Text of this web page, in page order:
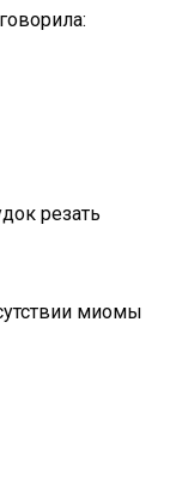
резать
миомы